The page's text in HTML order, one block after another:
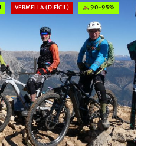
VERMELLA (DIFÍCIL) 90-95%